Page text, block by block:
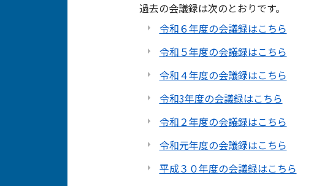
過去の会議録は次のとおりです。
令和６年度の会議録はこちら
令和５年度の会議録はこちら
令和４年度の会議録はこちら
令和3年度の会議録はこちら
令和２年度の会議録はこちら
令和元年度の会議録はこちら
平成３０年度の会議録はこちら